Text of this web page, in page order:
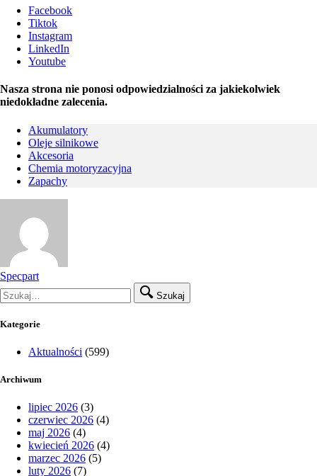
Facebook
Tiktok
Instagram
LinkedIn
Youtube
Nasza strona nie ponosi odpowiedzialności za jakiekolwiek
niedokładne zalecenia.
Akumulatory
Oleje silnikowe
Akcesoria
Chemia motoryzacyjna
Zapachy
Specpart
Szukaj
Kategorie
Aktualności (599)
Archiwum
lipiec 2026 (3)
czerwiec 2026 (4)
maj 2026 (4)
kwiecień 2026 (4)
marzec 2026 (5)
luty 2026 (7)